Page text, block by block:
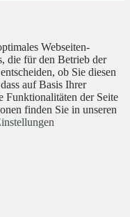
Webseiten-
die für den Betrieb der
ob Sie diesen
auf Basis Ihrer
Funktionalitäten der Seite
finden Sie in unseren